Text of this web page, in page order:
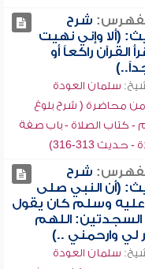
شرح
(ألا وإني نهيت
القرآن راكعاً أو
سلمان العودة
محاضرة ( شرح بلوغ
- كتاب الصلاة - باب صفة
حديث 313-316)
شرح
(أن النبي صلى
عليه وسلم كان يقول
السجدتين: اللهم
لي وارحمني ..)
سلمان العودة